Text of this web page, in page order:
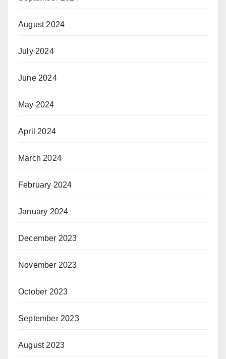
August 2024
July 2024
June 2024
May 2024
April 2024
March 2024
February 2024
January 2024
December 2023
November 2023
October 2023
September 2023
August 2023